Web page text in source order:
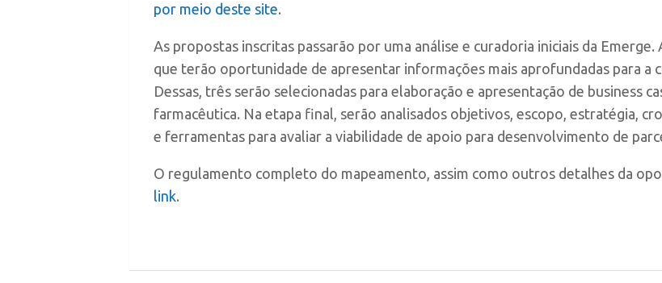
por meio deste site.
As propostas inscritas passarão por uma análise e curadoria iniciais da
que terão oportunidade de apresentar informações mais aprofundadas para a
Dessas, três serão selecionadas para elaboração e apresentação de business
farmacêutica. Na etapa final, serão analisados objetivos, escopo, estratégia,
e ferramentas para avaliar a viabilidade de apoio para desenvolvimento de
O regulamento completo do mapeamento, assim como outros detalhes da
link.